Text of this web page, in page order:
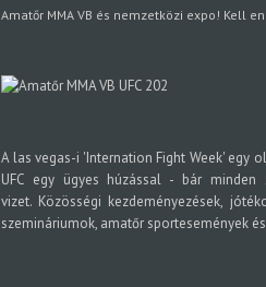
Amatőr MMA VB és nemzetközi expo! Kell
A las vegas-i 'Internation Fight Week' egy
UFC egy ügyes húzással - bár
vizet. Közösségi kezdeményezések,
szemináriumok, amatőr sportesemények